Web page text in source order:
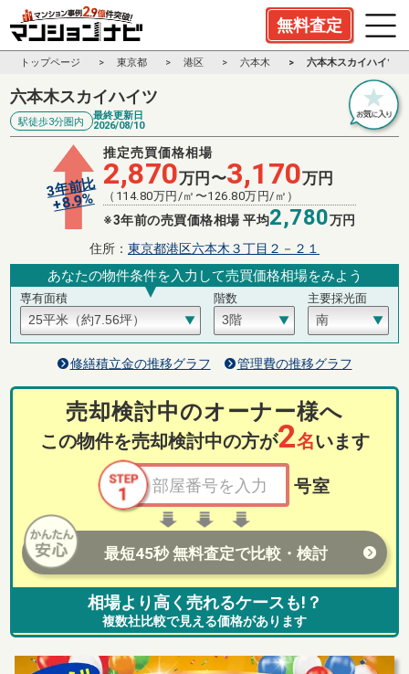
無料査定
トップページ 東京都 港区 六本木 六本木スカイハイツ
六本木スカイハイツ
駅徒歩3分圏内
最終更新日
2026/08/10
3年前比
+8.9%
推定売買価格相場
2,870万円〜3,170万円
（ 114.80万円/㎡〜126.80万円/㎡）
※3年前の売買価格相場 平均2,780万円
住所： 東京都港区六本木３丁目２－２１
あなたの物件条件を入力して売買価格相場をみよう
専有面積 階数 主要採光面
修繕積立金の推移グラフ 管理費の推移グラフ
売却検討中のオーナー様へ
この物件を売却検討中の方が2名います
号室
最短45秒 無料査定で比較・検討
相場より高く売れるケースも!？
複数社比較で見える価格があります